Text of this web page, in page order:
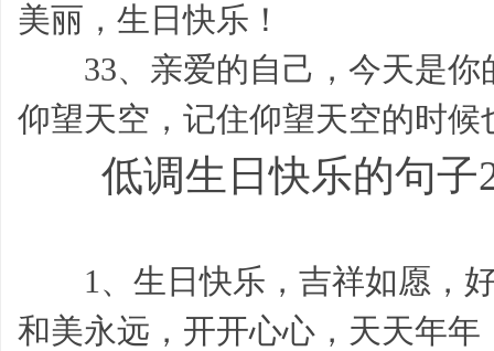
美丽，生日快乐！
33、亲爱的自己，今天是你
仰望天空，记住仰望天空的时候
低调生日快乐的句子
1、生日快乐，吉祥如愿，好
和美永远，开开心心，天天年